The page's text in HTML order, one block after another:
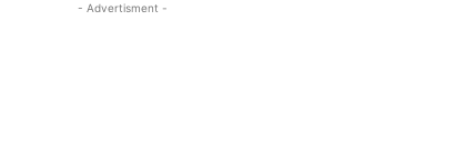
- Advertisment -